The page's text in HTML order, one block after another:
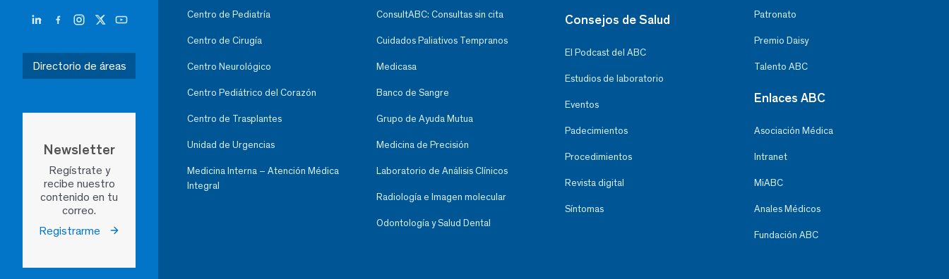
Directorio de áreas
Newsletter
Regístrate y
recibe nuestro
contenido en tu
correo.
Registrarme
Centro de Pediatría
Centro de Cirugía
Centro Neurológico
Centro Pediátrico del Corazón
Centro de Trasplantes
Unidad de Urgencias
Medicina Interna – Atención Médica
Integral
ConsultABC: Consultas sin cita
Cuidados Paliativos Tempranos
Medicasa
Banco de Sangre
Grupo de Ayuda Mutua
Medicina de Precisión
Laboratorio de Análisis Clínicos
Radiología e Imagen molecular
Odontología y Salud Dental
Consejos de Salud
El Podcast del ABC
Estudios de laboratorio
Eventos
Padecimientos
Procedimientos
Revista digital
Síntomas
Patronato
Premio Daisy
Talento ABC
Enlaces ABC
Asociación Médica
Intranet
MiABC
Anales Médicos
Fundación ABC